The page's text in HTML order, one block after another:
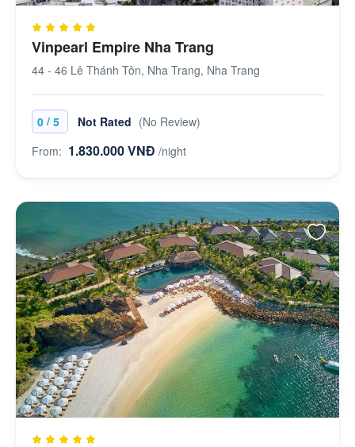
Vinpearl Empire Nha Trang
44 - 46 Lê Thánh Tôn, Nha Trang, Nha Trang
0 / 5 Not Rated (No Review)
From: 1.830.000 VNĐ /night